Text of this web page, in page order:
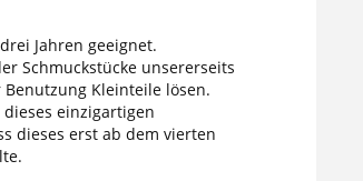
Jahren geeignet.
Schmuckstücke unsererseits
Kleinteile lösen.
einzigartigen
dieses erst ab dem vierten